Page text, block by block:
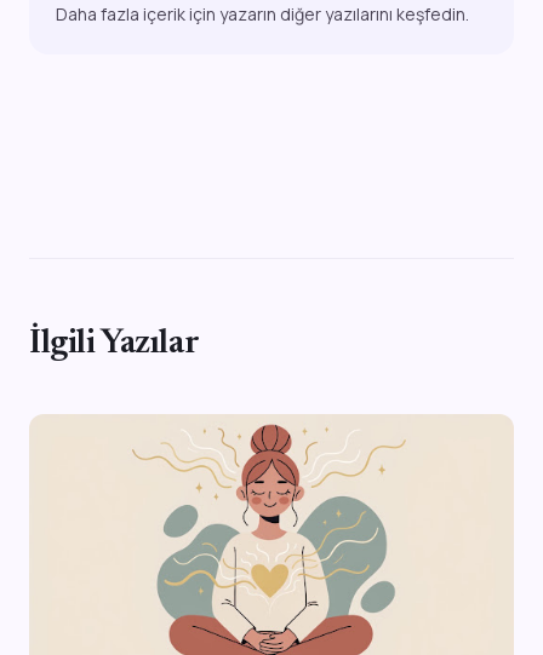
Daha fazla içerik için yazarın diğer yazılarını keşfedin.
İlgili Yazılar